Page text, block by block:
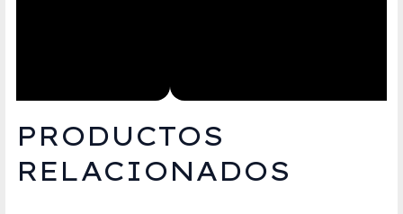
PRODUCTOS
RELACIONADOS